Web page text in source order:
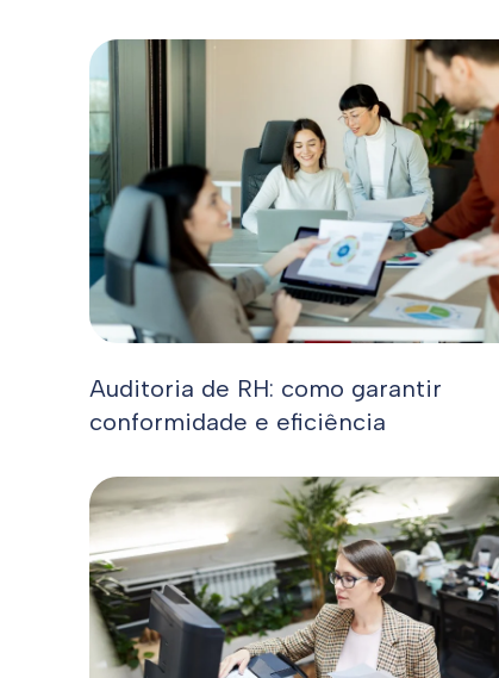
Auditoria de RH: como garantir
conformidade e eficiência